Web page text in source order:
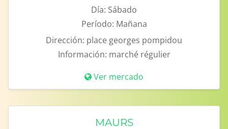
Día: Sábado
Período: Mañana
Dirección: place georges pompidou
Información: marché régulier
Ver mercado
MAURS